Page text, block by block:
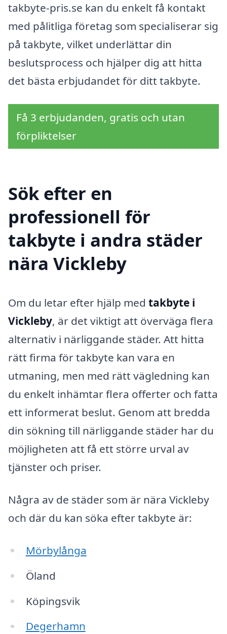
takbyte-pris.se kan du enkelt få kontakt
med pålitliga företag som specialiserar sig
på takbyte, vilket underlättar din
beslutsprocess och hjälper dig att hitta
det bästa erbjudandet för ditt takbyte.
Få 3 erbjudanden, gratis och utan
förpliktelser
Sök efter en
professionell för
takbyte i andra städer
nära Vickleby
Om du letar efter hjälp med takbyte i
Vickleby, är det viktigt att överväga flera
alternativ i närliggande städer. Att hitta
rätt firma för takbyte kan vara en
utmaning, men med rätt vägledning kan
du enkelt inhämtar flera offerter och fatta
ett informerat beslut. Genom att bredda
din sökning till närliggande städer har du
möjligheten att få ett större urval av
tjänster och priser.
Några av de städer som är nära Vickleby
och där du kan söka efter takbyte är:
Mörbylånga
Öland
Köpingsvik
Degerhamn